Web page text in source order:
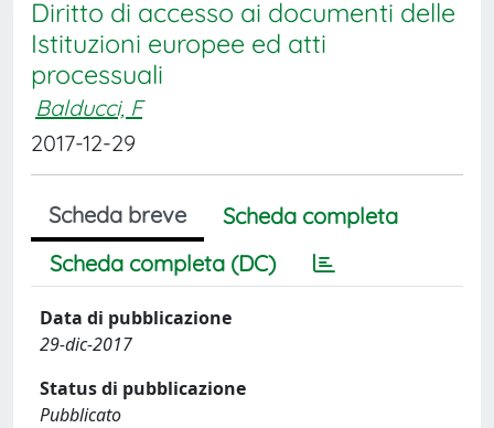
Diritto di accesso ai documenti delle
Istituzioni europee ed atti
processuali
Balducci, F
2017-12-29
Scheda breve
Scheda completa
Scheda completa (DC)
Data di pubblicazione
29-dic-2017
Status di pubblicazione
Pubblicato